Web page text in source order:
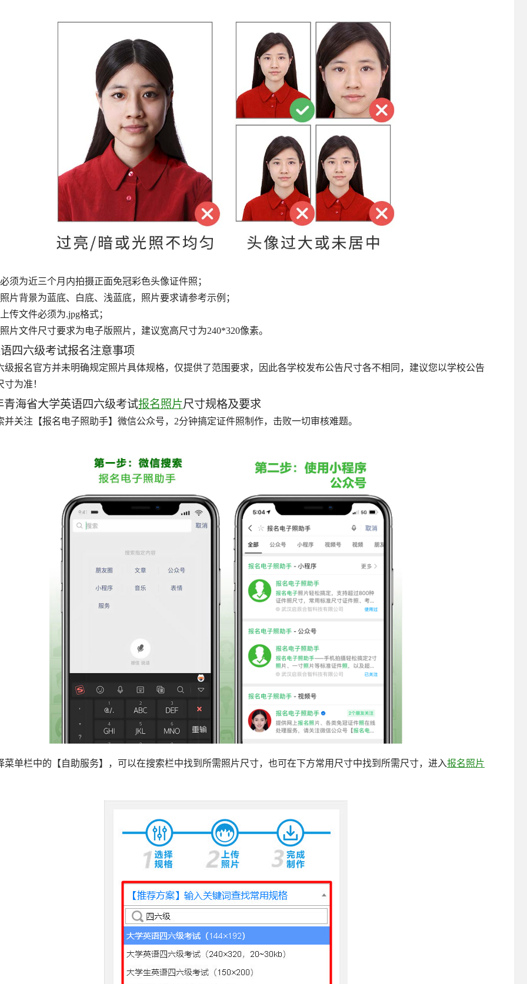
须为近三个月内拍摄正面免冠彩色头像证件照；
片背景为蓝底、白底、浅蓝底，照片要求请参考示例；
传文件必须为.jpg格式；
片文件尺寸要求为电子版照片，建议宽高尺寸为240*320像素。
四六级考试报名注意事项
级报名官方并未明确规定照片具体规格，仅提供了范围要求，因此各学校发布公告尺寸各不相同，建议您以学校公告
为准！
海省大学英语四六级考试报名照片尺寸规格及要求
并关注【报名电子照助手】微信公众号，2分钟搞定证件照制作，击败一切审核难题。
菜单栏中的【自助服务】，可以在搜索栏中找到所需照片尺寸，也可在下方常用尺寸中找到所需尺寸，进入报名照片